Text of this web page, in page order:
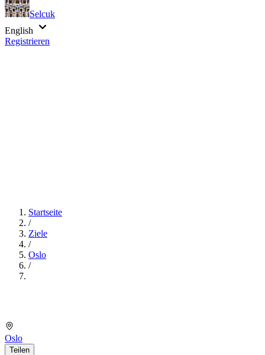
Selcuk
English
Registrieren
Startseite
/
Ziele
/
Oslo
/
Oslo
Teilen